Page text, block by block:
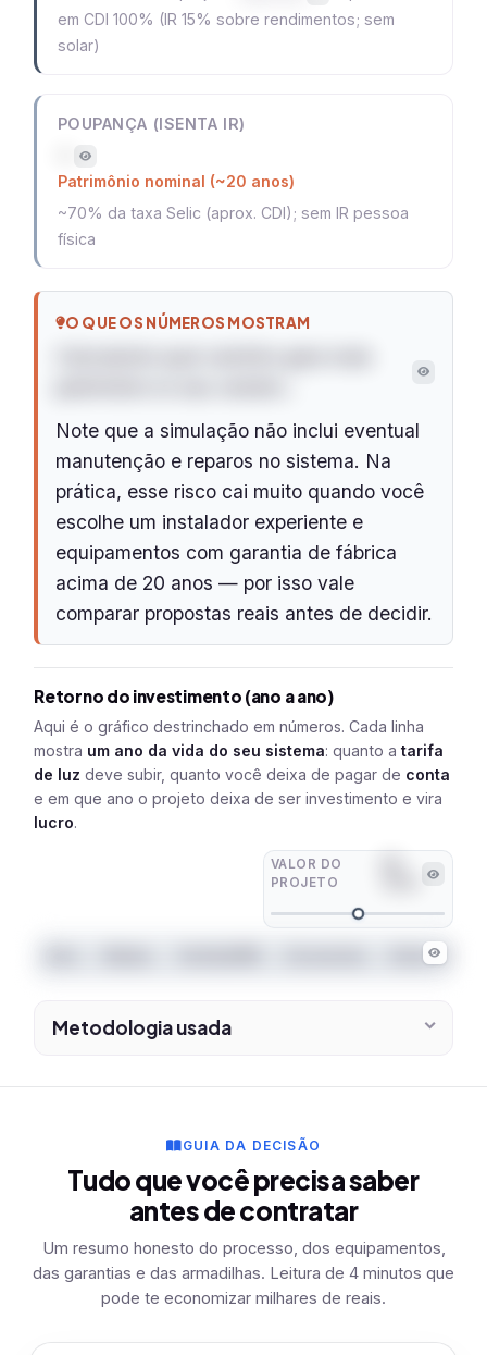
em CDI 100% (IR 15% sobre rendimentos; sem
solar)
POUPANÇA (ISENTA IR)
Patrimônio nominal (~20 anos)
~70% da taxa Selic (aprox. CDI); sem IR pessoa
física
O QUE OS NÚMEROS MOSTRAM
Note que a simulação não inclui eventual
manutenção e reparos no sistema. Na
prática, esse risco cai muito quando você
escolhe um instalador experiente e
equipamentos com garantia de fábrica
acima de 20 anos — por isso vale
comparar propostas reais antes de decidir.
Retorno do investimento (ano a ano)
Aqui é o gráfico destrinchado em números. Cada linha
mostra um ano da vida do seu sistema: quanto atarifa
de luz deve subir, quanto você deixa de pagar de conta
e em que ano o projeto deixa de ser investimento e vira
lucro.
VALOR DO
PROJETO
Solar+CDI
Metodologia usada
GUIA DA DECISÃO
Tudo que você precisa saber
antes de contratar
Um resumo honesto do processo, dos equipamentos,
das garantias e das armadilhas. Leitura de 4 minutos que
pode te economizar milhares de reais.